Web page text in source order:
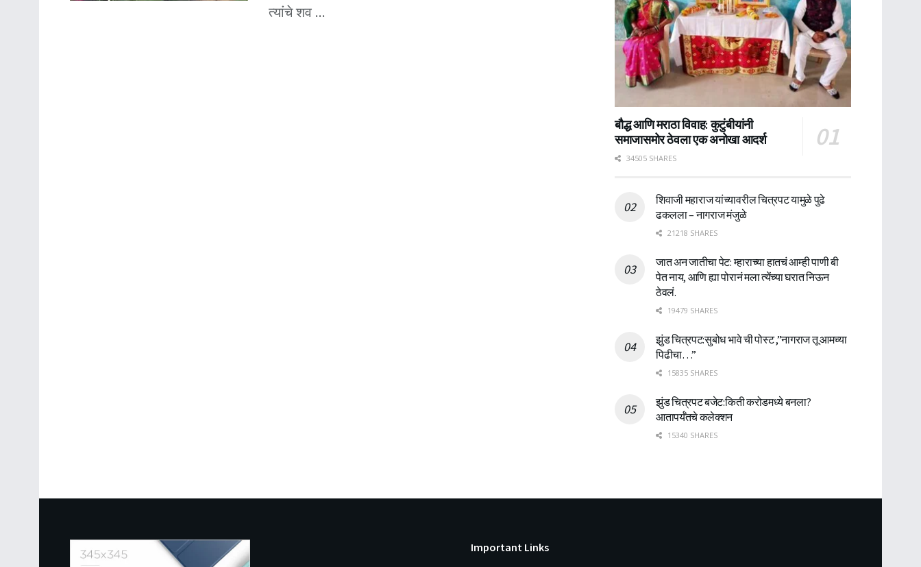
त्यांचे शव ...
बौद्ध आणि मराठा विवाह: कुटुंबीयांनी
समाजासमोर ठेवला एक अनोखा आदर्श
34505 SHARES
शिवाजी महाराज यांच्यावरील चित्रपट यामुळे पुढे
ढकलला – नागराज मंजुळे
21218 SHARES
जात अन जातीचा पेट: म्हाराच्या हातचं आम्ही पाणी बी
पेत नाय, आणि ह्या पोरानं मला त्येंच्या घरात निऊन
ठेवलं.
19479 SHARES
झुंड चित्रपट:सुबोध भावे ची पोस्ट ,”नागराज तू आमच्या
पिढीचा…”
15835 SHARES
झुंड चित्रपट बजेट:किती करोडमध्ये बनला?
आतापर्यँतचे कलेक्शन
15340 SHARES
Important Links